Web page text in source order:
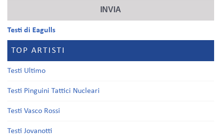
Testi di Eagulls
TOP ARTISTI
Testi Ultimo
Testi Pinguini Tattici Nucleari
Testi Vasco Rossi
Testi Jovanotti